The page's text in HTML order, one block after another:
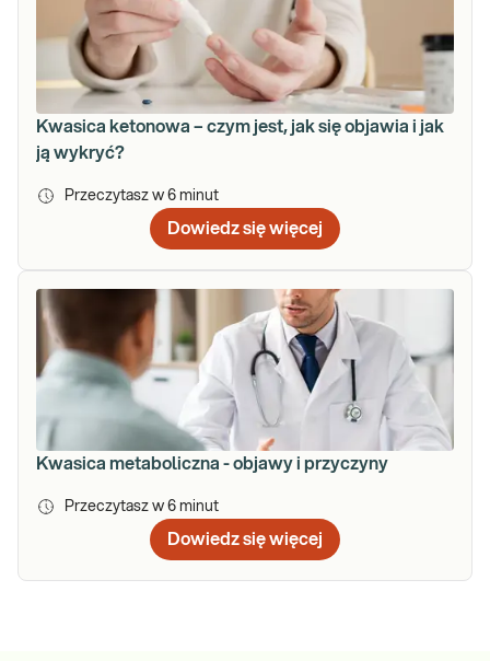
Kwasica ketonowa – czym jest, jak się objawia i jak
ją wykryć?
Przeczytasz w 6 minut
Dowiedz się więcej
Kwasica metaboliczna - objawy i przyczyny
Przeczytasz w 6 minut
Dowiedz się więcej